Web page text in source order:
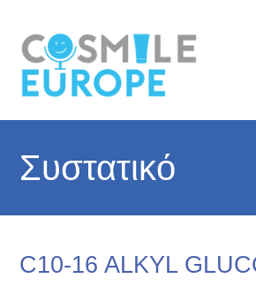
Συστατικό
C10-16 ALKYL